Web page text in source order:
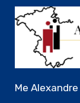
Me